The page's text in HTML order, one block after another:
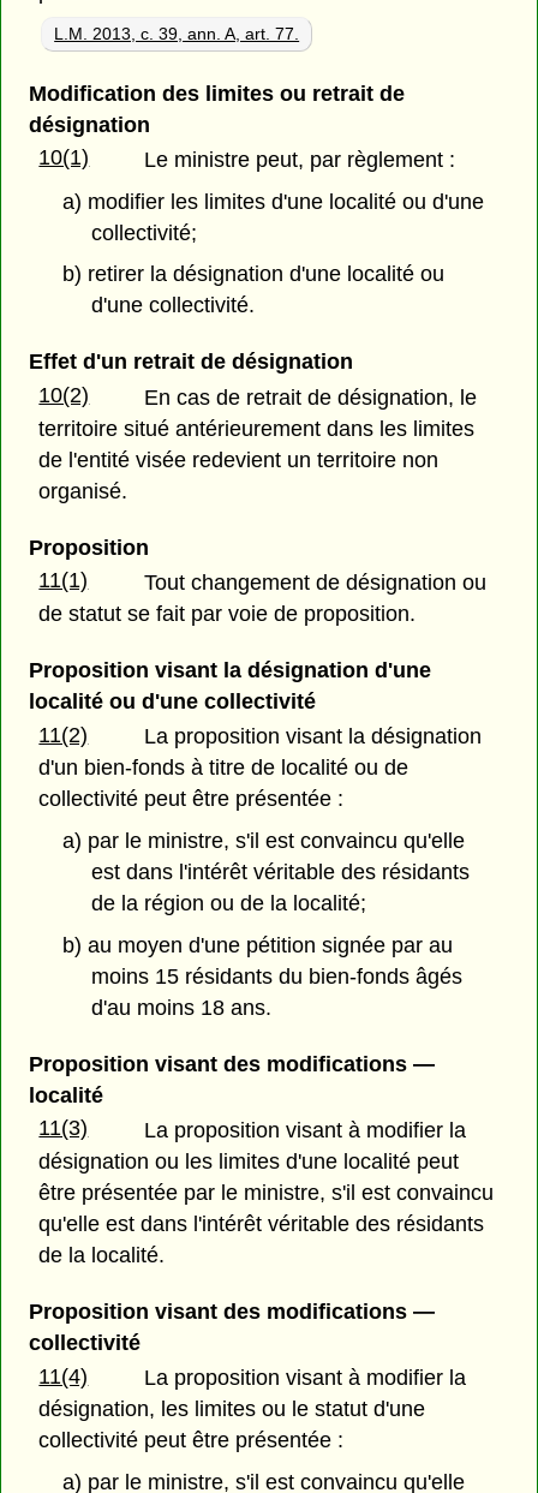
L.M. 2013, c. 39, ann. A, art. 77.
Modification des limites ou retrait de
désignation
10(1)
Le ministre peut, par règlement :
a) modifier les limites d'une localité ou d'une
collectivité;
b) retirer la désignation d'une localité ou
d'une collectivité.
Effet d'un retrait de désignation
10(2)
En cas de retrait de désignation, le
territoire situé antérieurement dans les limites
de l'entité visée redevient un territoire non
organisé.
Proposition
11(1)
Tout changement de désignation ou
de statut se fait par voie de proposition.
Proposition visant la désignation d'une
localité ou d'une collectivité
11(2)
La proposition visant la désignation
d'un bien-fonds à titre de localité ou de
collectivité peut être présentée :
a) par le ministre, s'il est convaincu qu'elle
est dans l'intérêt véritable des résidants
de la région ou de la localité;
b) au moyen d'une pétition signée par au
moins 15 résidants du bien-fonds âgés
d'au moins 18 ans.
Proposition visant des modifications —
localité
11(3)
La proposition visant à modifier la
désignation ou les limites d'une localité peut
être présentée par le ministre, s'il est convaincu
qu'elle est dans l'intérêt véritable des résidants
de la localité.
Proposition visant des modifications —
collectivité
11(4)
La proposition visant à modifier la
désignation, les limites ou le statut d'une
collectivité peut être présentée :
a) par le ministre, s'il est convaincu qu'elle